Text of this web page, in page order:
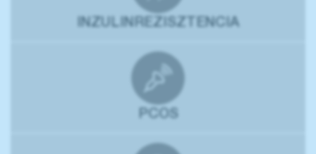
INZULINREZISZTENCIA
PCOS